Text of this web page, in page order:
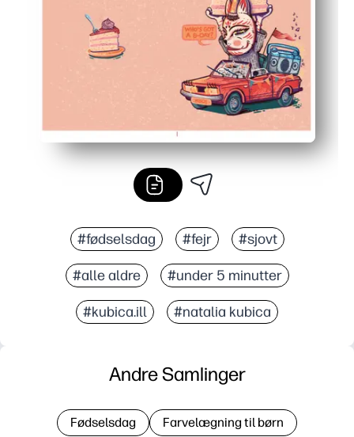
#fødselsdag #fejr #sjovt
#alle aldre #under 5 minutter
#kubica.ill #natalia kubica
Andre Samlinger
Fødselsdag Farvelægning til børn